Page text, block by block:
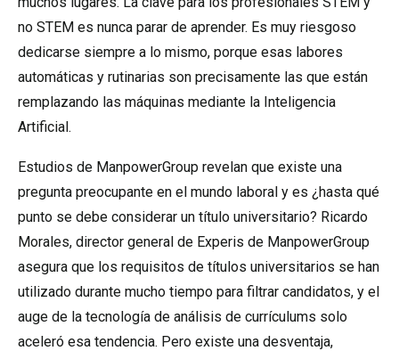
no STEM es nunca parar de aprender. Es muy riesgoso
dedicarse siempre a lo mismo, porque esas labores
automáticas y rutinarias son precisamente las que están
remplazando las máquinas mediante la Inteligencia
Artificial.
Estudios de ManpowerGroup revelan que existe una
pregunta preocupante en el mundo laboral y es ¿hasta qué
punto se debe considerar un título universitario? Ricardo
Morales, director general de Experis de ManpowerGroup
asegura que los requisitos de títulos universitarios se han
utilizado durante mucho tiempo para filtrar candidatos, y el
auge de la tecnología de análisis de currículums solo
aceleró esa tendencia. Pero existe una desventaja,